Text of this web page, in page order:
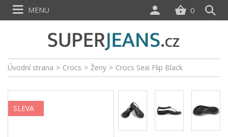
Úvodní strana > Crocs > Ženy > Crocs Sexi Flip Black
SLEVA
0
MENU